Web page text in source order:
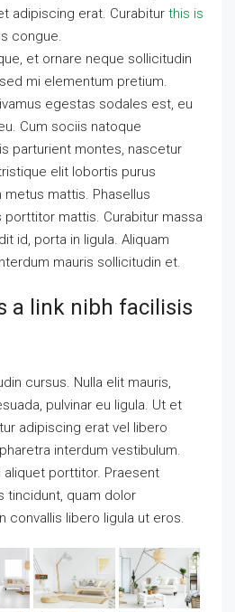
adipiscing erat. Curabitur this is
congue.
et ornare neque sollicitudin
mi elementum pretium.
egestas sodales est, eu
Cum sociis natoque
parturient montes, nascetur
elit lobortis purus
mattis. Phasellus
mattis. Curabitur massa
id, porta in ligula. Aliquam
mauris sollicitudin et.
a link nibh facilisis
cursus. Nulla elit mauris,
pulvinar eu ligula. Ut et
adipiscing erat vel libero
interdum vestibulum.
aliquet porttitor. Praesent
tincidunt, quam dolor
convallis libero ligula ut eros.